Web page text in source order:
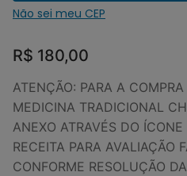
Não sei meu CEP
R$ 180,00
ATENÇÃO: PARA A
MEDICINA TRADICIONAL
ANEXO ATRAVÉS DO
RECEITA PARA AVALIAÇÃO
CONFORME RESOLUÇÃO